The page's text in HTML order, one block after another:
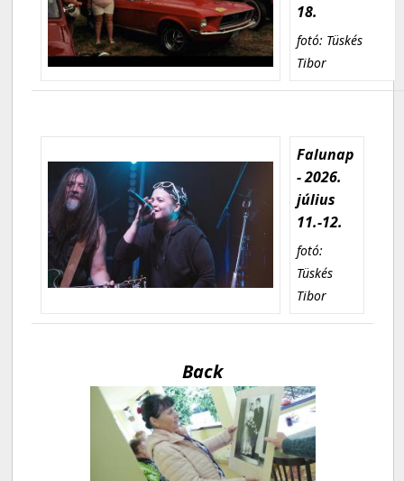
18.
fotó: Tüskés
Tibor
Falunap
- 2026.
július
11.-12.
fotó:
Tüskés
Tibor
Back